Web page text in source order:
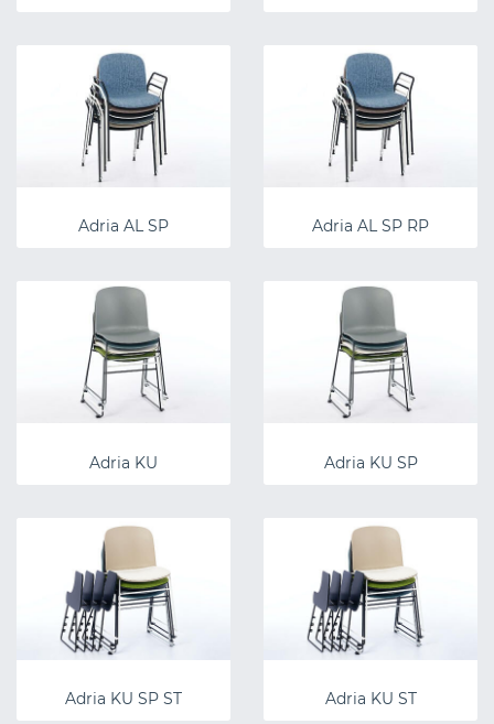
Adria AL SP Adria AL SP RP
Adria KU Adria KU SP
Adria KU SP ST Adria KU ST